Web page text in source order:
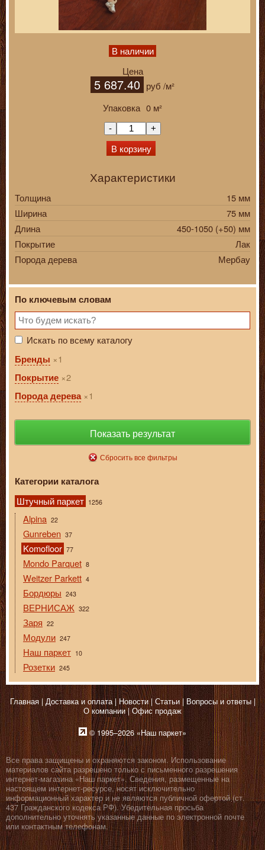
В наличии
Цена
5 687.40 руб /м²
Упаковка 0 м²
- +
В корзину
Характеристики
Толщина
15 мм
Ширина
75 мм
Длина
450-1050 (+50) мм
Покрытие
Лак
Порода дерева
Мербау
По ключевым словам
Искать по всему каталогу
Бренды
1
Покрытие
2
Порода дерева
1
Показать результат
Сбросить все фильтры
Категории каталога
Штучный паркет 1256
Alpina 22
Gunreben 37
Komofloor 77
Mondo Parquet 8
Weitzer Parkett 4
Бордюры 243
ВЕРНИСАЖ 322
Заря 22
Модули 247
Наш паркет 10
Розетки 245
Главная Доставка и оплата Новости Статьи
Вопросы и ответы
О компании Офис продаж
© 1995–2026 «Наш паркет»
Все права защищены и охраняются законом. Использование
материалов сайта разрешено только с письменного разрешения
интернет-магазина «Наш паркет». Сведения, размещенные на
настоящем интернет-ресурсе, носят исключительно
информационный характер и не являются публичной офертой (ст.
437 Гражданского кодекса РФ). Убедительная просьба
дополнительно уточнять указанные данные по электронной почте
или контактным телефонам.